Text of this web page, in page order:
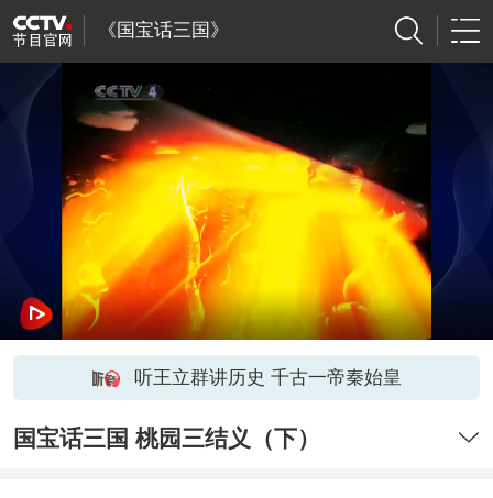
《国宝话三国》
听王立群讲历史 千古一帝秦始皇
国宝话三国 桃园三结义（下）